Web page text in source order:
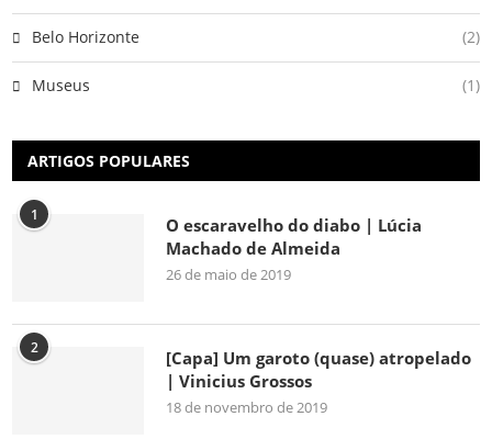
Belo Horizonte (2)
Museus (1)
ARTIGOS POPULARES
1
O escaravelho do diabo | Lúcia
Machado de Almeida
26 de maio de 2019
2
[Capa] Um garoto (quase) atropelado
| Vinicius Grossos
18 de novembro de 2019